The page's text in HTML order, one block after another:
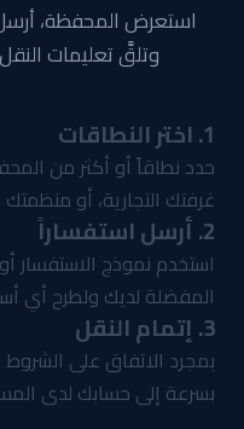
استعرض المحفظة، أرسل
وتلقَّ تعليمات
1. اختر النطاقات
حدد نطاقاً أو أكثر من
غرفتك التجارية، أو منظمتك
2. أرسل استفساراً
استخدم نموذج الاستفسار أو
المفضلة لديك ولطرح أي
3. إتمام النقل
بمجرد الاتفاق على الشروط
بسرعة إلى حسابك لدى